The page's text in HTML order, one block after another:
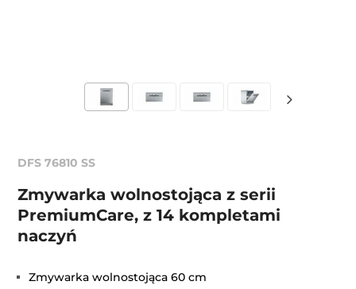
DFS 76810 SS
Zmywarka wolnostojąca z serii
PremiumCare, z 14 kompletami
naczyń
Zmywarka wolnostojąca 60 cm